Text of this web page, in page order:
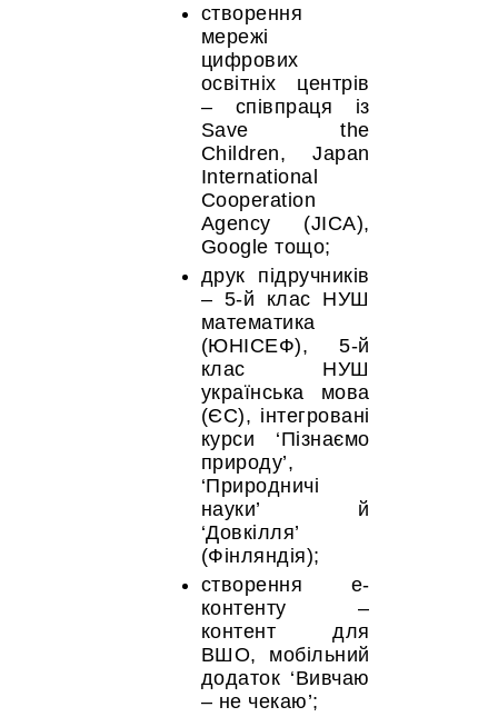
створення
мережі
цифрових
освітніх центрів
– співпраця із
Save the
Children, Japan
International
Cooperation
Agency (JICA),
Google тощо;
друк підручників
– 5-й клас НУШ
математика
(ЮНІСЕФ), 5-й
клас НУШ
українська мова
(ЄС), інтегровані
курси ‘Пізнаємо
природу’,
‘Природничі
науки’ й
‘Довкілля’
(Фінляндія);
створення е-
контенту –
контент для
ВШО, мобільний
додаток ‘Вивчаю
– не чекаю’;